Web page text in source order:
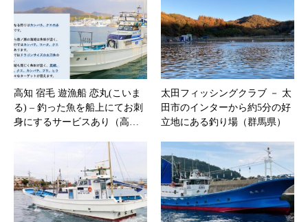
高知 宿毛 遊漁船 恋丸(こいま
る) – 釣った魚を船上にてお刺
身にするサービスあり（高…
太田フィッシングクラブ － 太
田市のインターから約5分の好
立地にある釣り場（群馬県）